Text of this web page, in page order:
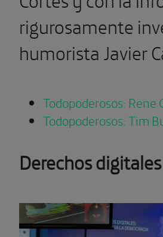
rigurosamente
humorista Javier
Todopoderosos: Rene
Todopoderosos: Tim
Derechos digitales